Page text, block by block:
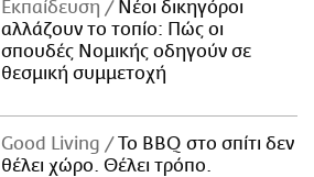
Εκπαίδευση
Νέοι δικηγόροι
αλλάζουν το τοπίο: Πώς οι
σπουδές Νομικής οδηγούν σε
θεσμική συμμετοχή
Good Living
Το BBQ στο σπίτι δεν
θέλει χώρο. Θέλει τρόπο.